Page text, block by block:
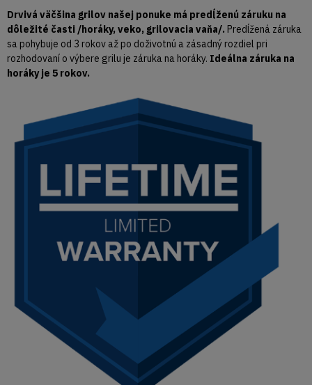
Drvivá väčšina grilov našej ponuke má predĺženú záruku na
dôležité časti /horáky, veko, grilovacia vaňa/. Predĺžená záruka
sa pohybuje od 3 rokov až po doživotnú a zásadný rozdiel pri
rozhodovaní o výbere grilu je záruka na horáky. Ideálna záruka na
horáky je 5 rokov.